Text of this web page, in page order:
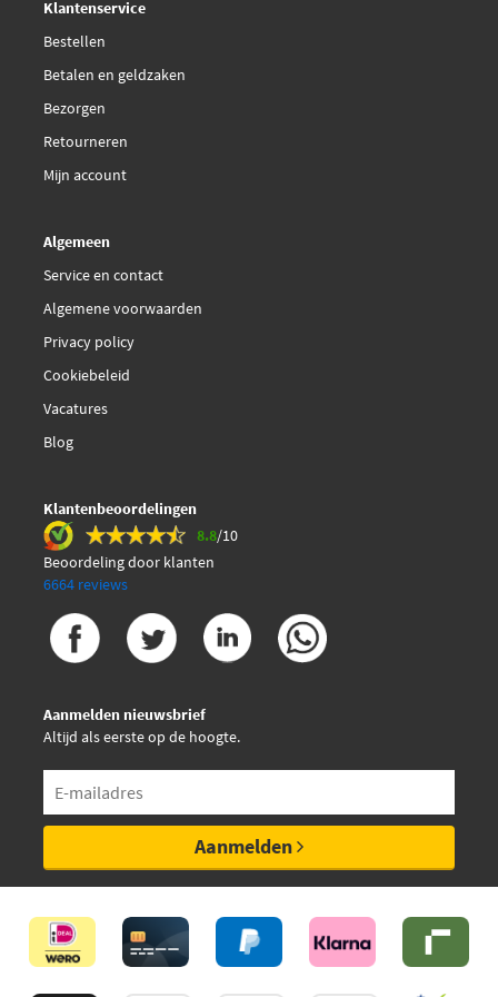
Klantenservice
Bestellen
Betalen en geldzaken
Bezorgen
Retourneren
Mijn account
Algemeen
Service en contact
Algemene voorwaarden
Privacy policy
Cookiebeleid
Vacatures
Blog
Klantenbeoordelingen
8.8/10
Beoordeling door klanten
6664 reviews
Aanmelden nieuwsbrief
Altijd als eerste op de hoogte.
Aanmelden